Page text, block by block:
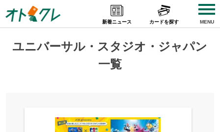
to
content
新着ニュース カードを探す MENU
ユニバーサル・スタジオ・ジャパン
一覧